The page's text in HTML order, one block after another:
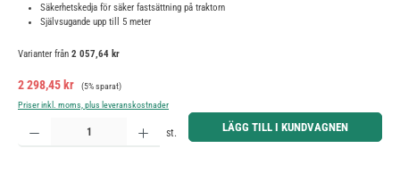
Säkerhetskedja för säker fastsättning på traktorn
Självsugande upp till 5 meter
Varianter från 2 057,64 kr
Försäljningspris:
2 298,45 kr Ordinarie pris:
(5% sparat)
Priser inkl. moms, plus leveranskostnader
Produktkvantitet: Ange önskat belopp eller använd knapparna för att öka eller minska kvantiteten.
st. LÄGG TILL I KUNDVAGNEN